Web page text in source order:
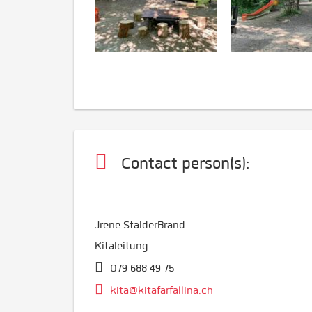
Contact person(s):
Jrene StalderBrand
Kitaleitung
079 688 49 75
kita@kitafarfallina.ch